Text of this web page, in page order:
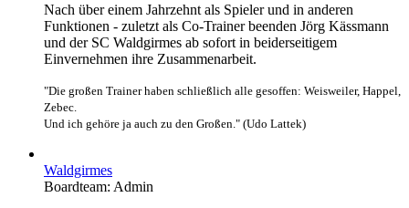
Nach über einem Jahrzehnt als Spieler und in anderen
Funktionen - zuletzt als Co-Trainer beenden Jörg Kässmann
und der SC Waldgirmes ab sofort in beiderseitigem
Einvernehmen ihre Zusammenarbeit.
"Die großen Trainer haben schließlich alle gesoffen: Weisweiler, Happel,
Zebec.
Und ich gehöre ja auch zu den Großen." (Udo Lattek)
Waldgirmes
Boardteam: Admin